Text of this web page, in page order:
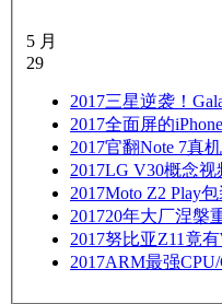
5 月
29
2017三星逆袭！
2017全面屏的
2017官翻Note 7真
2017LG V30概念视
2017Moto Z2 Play
201720年大厂涅槃
2017努比亚Z11竟
2017ARM最强